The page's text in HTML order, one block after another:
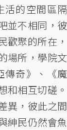
活的空間區隔
並不相同，彼
歡聚的所在，
場所，學院文
傳奇》、《魔
和相互切磋。
異，彼此之間
紳民仍然會魚